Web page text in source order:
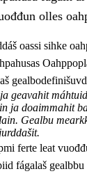
ovdáneapmi
ja ovdáneapmi
olles
oassi sihke
geavahit
ja doaimmahit
Gealbu
ferte leat
fágalaš